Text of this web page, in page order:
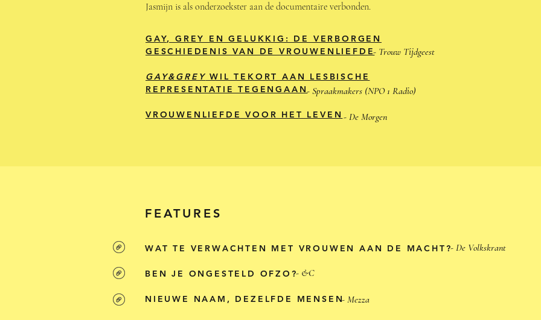
- Trouw Tijdgeest
- Spraakmakers (NPO 1 Radio)
- De Morgen
Jasmijn is als onderzoekster aan de documentaire verbonden.
GAY, GREY EN GELUKKIG: DE VERBORGEN
GESCHIEDENIS VAN DE VROUWENLIEFDE
GAY&GREYWIL TEKORT AAN LESBISCHE
REPRESENTATIE TEGENGAAN
VROUWENLIEFDE VOOR HET LEVEN
FEATURES
- Mezza
- &C
- De Volkskrant
WAT TE VERWACHTEN MET VROUWEN AAN DE MACHT?
BEN JE ONGESTELD OFZO?
NIEUWE NAAM, DEZELFDE MENSEN